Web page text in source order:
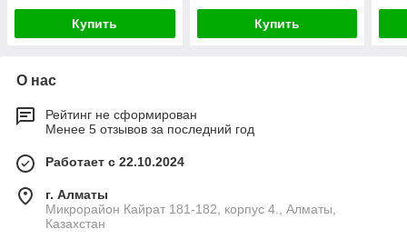
Купить Купить
О нас
Рейтинг не сформирован
Менее 5 отзывов за последний год
Работает с 22.10.2024
г. Алматы
Микрорайон Кайрат 181-182, корпус 4., Алматы,
Казахстан